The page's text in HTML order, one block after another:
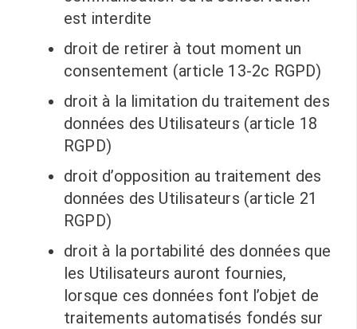
est interdite
droit de retirer à tout moment un
consentement (article 13-2c RGPD)
droit à la limitation du traitement des
données des Utilisateurs (article 18
RGPD)
droit d’opposition au traitement des
données des Utilisateurs (article 21
RGPD)
droit à la portabilité des données que
les Utilisateurs auront fournies,
lorsque ces données font l’objet de
traitements automatisés fondés sur